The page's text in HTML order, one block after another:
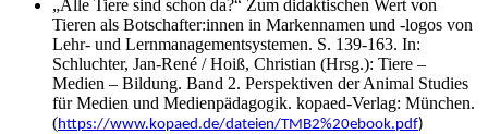
„Alle Tiere sind schon da?“ Zum didaktischen Wert von
Tieren als Botschafter:innen in Markennamen und -logos von
Lehr- und Lernmanagementsystemen. S. 139-163. In:
Schluchter, Jan-René / Hoiß, Christian (Hrsg.): Tiere –
Medien – Bildung. Band 2. Perspektiven der Animal Studies
für Medien und Medienpädagogik. kopaed-Verlag: München.
(https://www.kopaed.de/dateien/TMB2%20ebook.pdf)